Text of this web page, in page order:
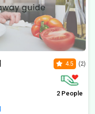
4.5 (2)
2 People